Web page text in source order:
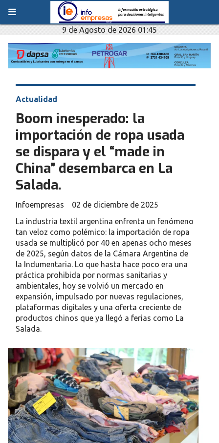
9 de Agosto de 2026 01:45
Boom inesperado: la
importación de ropa usada
se dispara y el “made in
China” desembarca en La
Salada.
La industria textil argentina enfrenta un fenómeno
tan veloz como polémico: la importación de ropa
usada se multiplicó por 40 en apenas ocho meses
de 2025, según datos de la Cámara Argentina de
la Indumentaria. Lo que hasta hace poco era una
práctica prohibida por normas sanitarias y
ambientales, hoy se volvió un mercado en
expansión, impulsado por nuevas regulaciones,
plataformas digitales y una oferta creciente de
productos chinos que ya llegó a ferias como La
Salada.
Actualidad
02 de diciembre de 2025
Infoempresas